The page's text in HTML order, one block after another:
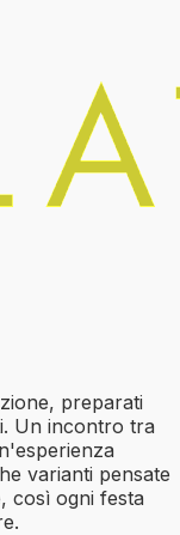
preparati
Un incontro tra
varianti pensate
così ogni festa